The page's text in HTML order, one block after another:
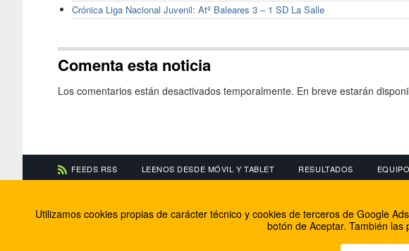
Crónica Liga Nacional Juvenil: Atº Baleares 3 – 1 SD La Salle
Comenta esta noticia
Los comentarios están desactivados temporalmente. En breve estarán
FEEDS RSS LEENOS DESDE MÓVIL Y TABLET RESULTADOS
Información de contacto
El equipo de FútbolBalear
Soluciones Corporativas IP
Utilizamos cookies propias de carácter técnico y cookies de terceros de Google
botón de Aceptar. También